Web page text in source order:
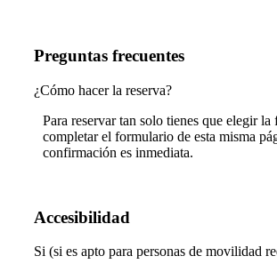
Preguntas frecuentes
¿Cómo hacer la reserva?
Para reservar tan solo tienes que elegir la
completar el formulario de esta misma
confirmación es inmediata.
Accesibilidad
Si (si es apto para personas de movilidad